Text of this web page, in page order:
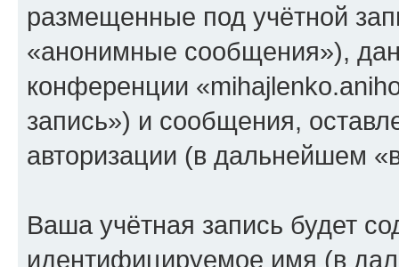
размещенные под учётной
«анонимные сообщения»),
конференции
запись») и сообщения,
авторизации (в дальнейшем
Ваша учётная запись будет
идентифицируемое имя (в